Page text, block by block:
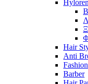
Hyloren
Hair
Anti
Barber